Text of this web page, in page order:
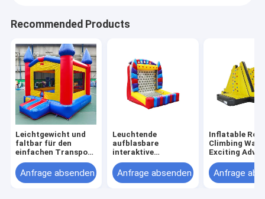
Recommended Products
Leichtgewicht und
faltbar für den
einfachen Transport
Aufblaserburgen
Mehrfarbige
benutzerdefinierte
Anfrage absenden
Leuchtende
aufblasbare
interaktive
Spielwand mit
interaktivem Design
Anfrage absenden
Inflatable
Climbing Wall
Exciting
Choice for All
Anfrage